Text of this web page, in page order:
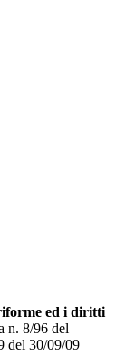
ed i diritti
n. 8/96 del
del 30/09/09